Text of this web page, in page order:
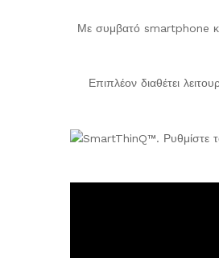
Με συμβατό smartphone
Επιπλέον διαθέτει